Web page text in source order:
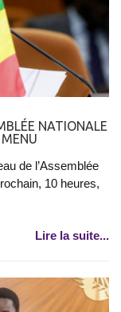
NATIONALE
de l’Assemblée
10 heures,
Lire la suite...